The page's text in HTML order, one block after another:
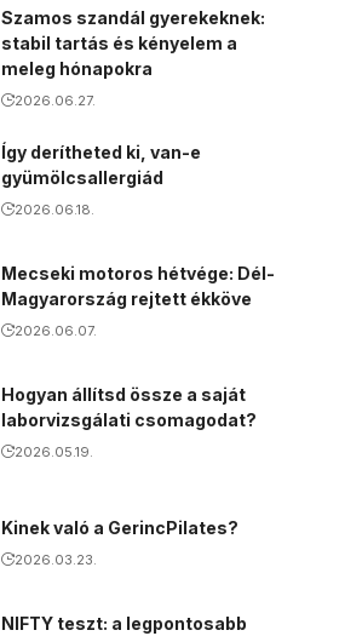
Szamos szandál gyerekeknek:
stabil tartás és kényelem a
meleg hónapokra
2026.06.27.
Így derítheted ki, van-e
gyümölcsallergiád
2026.06.18.
Mecseki motoros hétvége: Dél-
Magyarország rejtett ékköve
2026.06.07.
Hogyan állítsd össze a saját
laborvizsgálati csomagodat?
2026.05.19.
Kinek való a GerincPilates?
2026.03.23.
NIFTY teszt: a legpontosabb